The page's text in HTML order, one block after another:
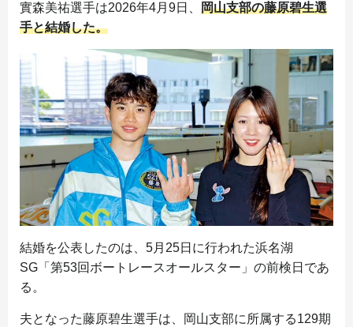
實森美祐選手は2026年4月9日、 岡山支部の藤原碧生選
手と結婚した。
結婚を公表したのは、5月25日に行われた浜名湖
SG「第53回ボートレースオールスター」の前検日であ
る。
夫となった藤原碧生選手は、岡山支部に所属する129期